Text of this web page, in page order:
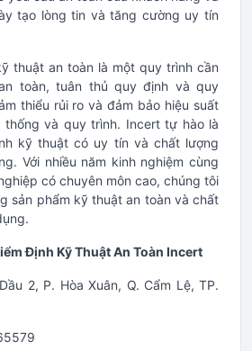
tạo lòng tin và tăng cường uy tín
thuật an toàn là một quy trình cần
toàn, tuân thủ quy định và quy
thiểu rủi ro và đảm bảo hiệu suất
và quy trình. Incert tự hào là
kỹ thuật có uy tín và chất lượng
Với nhiều năm kinh nghiệm cùng
có chuyên môn cao, chúng tôi
sản phẩm kỹ thuật an toàn và chất
Định Kỹ Thuật An Toàn Incert
2, P. Hòa Xuân, Q. Cẩm Lệ, TP.